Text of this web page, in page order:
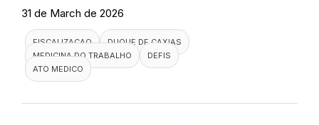
31 de March de 2026
FISCALIZACAO
DUQUE DE CAXIAS
MEDICINA DO TRABALHO
DEFIS
ATO MEDICO